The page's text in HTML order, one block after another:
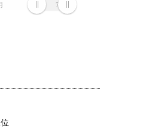
7月